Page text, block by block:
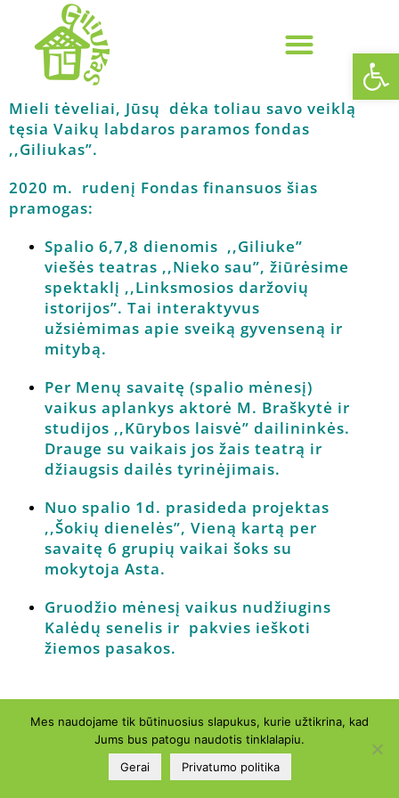
Mieli tėveliai, Jūsų dėka toliau savo veiklą
tęsia Vaikų labdaros paramos fondas
,,Giliukas”.
2020 m. rudenį Fondas finansuos šias
pramogas:
Spalio 6,7,8 dienomis ,,Giliuke”
viešės teatras ,,Nieko sau”, žiūrėsime
spektaklį ,,Linksmosios daržovių
istorijos”. Tai interaktyvus
užsiėmimas apie sveiką gyvenseną ir
mitybą.
Per Menų savaitę (spalio mėnesį)
vaikus aplankys aktorė M. Braškytė ir
studijos ,,Kūrybos laisvė” dailininkės.
Drauge su vaikais jos žais teatrą ir
džiaugsis dailės tyrinėjimais.
Nuo spalio 1d. prasideda projektas
,,Šokių dienelės”, Vieną kartą per
savaitę 6 grupių vaikai šoks su
mokytoja Asta.
Gruodžio mėnesį vaikus nudžiugins
Kalėdų senelis ir pakvies ieškoti
žiemos pasakos.
Visos teisės saugomos © Vilniaus lopšelis-darželis „Giliukas“
nuo 2012 m.
Mes naudojame tik būtinuosius slapukus, kurie užtikrina, kad
Jums bus patogu naudotis tinklalapiu.
Gerai
Privatumo politika